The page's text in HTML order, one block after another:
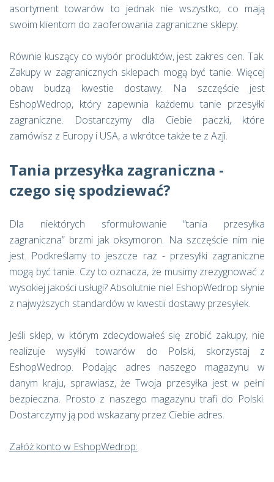
asortyment towarów to jednak nie wszystko, co mają
swoim klientom do zaoferowania zagraniczne sklepy.
Równie kuszący co wybór produktów, jest zakres cen. Tak.
Zakupy w zagranicznych sklepach mogą być tanie. Więcej
obaw budzą kwestie dostawy. Na szczęście jest
EshopWedrop, który zapewnia każdemu tanie przesyłki
zagraniczne. Dostarczymy dla Ciebie paczki, które
zamówisz z Europy i USA, a wkrótce także te z Azji.
Tania przesyłka zagraniczna -
czego się spodziewać?
Dla niektórych sformułowanie “tania przesyłka
zagraniczna” brzmi jak oksymoron. Na szczęście nim nie
jest. Podkreślamy to jeszcze raz - przesyłki zagraniczne
mogą być tanie. Czy to oznacza, że musimy zrezygnować z
wysokiej jakości usługi? Absolutnie nie! EshopWedrop słynie
z najwyższych standardów w kwestii dostawy przesyłek.
Jeśli sklep, w którym zdecydowałeś się zrobić zakupy, nie
realizuje wysyłki towarów do Polski, skorzystaj z
EshopWedrop. Podając adres naszego magazynu w
danym kraju, sprawiasz, że Twoja przesyłka jest w pełni
bezpieczna. Prosto z naszego magazynu trafi do Polski.
Dostarczymy ją pod wskazany przez Ciebie adres.
Załóż konto w EshopWedrop: